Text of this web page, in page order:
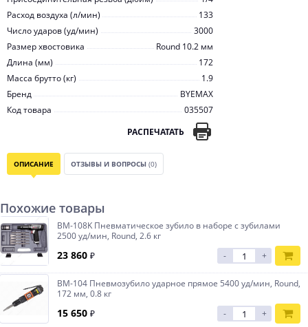
Расход воздуха (л/мин)
133
Число ударов (уд/мин)
3000
Размер хвостовика
Round 10.2 мм
Длина (мм)
172
Масса брутто (кг)
1.9
Бренд
BYEMAX
Код товара
035507
РАСПЕЧАТАТЬ
ОПИСАНИЕ ОТЗЫВЫ И ВОПРОСЫ (0)
Похожие товары
BM-108K Пневматическое зубило в наборе с зубилами
2500 уд/мин, Round, 2.6 кг
23 860 ₽ - +
BM-104 Пневмозубило ударное прямое 5400 уд/мин, Round,
172 мм, 0.8 кг
15 650 ₽ - +